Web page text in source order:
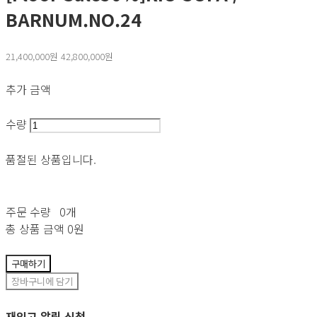
BARNUM.NO.24
21,400,000원 42,800,000원
추가 금액
수량
품절된 상품입니다.
주문 수량 0개
총 상품 금액 0원
구매하기
장바구니에 담기